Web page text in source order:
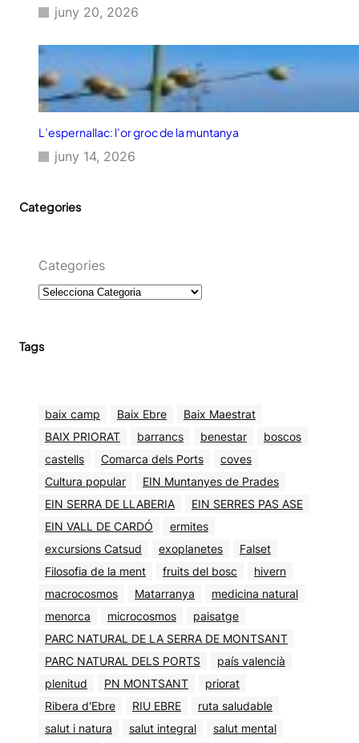
juny 20, 2026
L’espernallac: l’or groc de la muntanya
juny 14, 2026
Categories
Categories
Tags
baix camp Baix Ebre
Baix Maestrat
BAIX PRIORAT
barrancs benestar
boscos
castells
Comarca dels Ports
coves
Cultura popular
EIN Muntanyes de Prades
EIN SERRA DE LLABERIA
EIN SERRES PAS ASE
EIN VALL DE CARDÓ
ermites
excursions Catsud
exoplanetes
Falset
Filosofia de la ment
fruits del bosc
hivern
macrocosmos
Matarranya
medicina natural
menorca
microcosmos
paisatge
PARC NATURAL DE LA SERRA DE MONTSANT
PARC NATURAL DELS PORTS
país valencià
plenitud
PN MONTSANT
priorat
Ribera d'Ebre
RIU EBRE
ruta saludable
salut i natura
salut integral salut mental